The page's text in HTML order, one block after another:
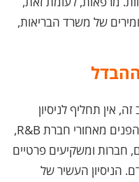
של משרד הבריאות,
אין תחליף לניסיון
מקצועי ארוך שנים. אילנה ארליכמן, הפנים מאחורי חברת R&B,
חברות ומשקיעים פרטיים
הניסיון העשיר של